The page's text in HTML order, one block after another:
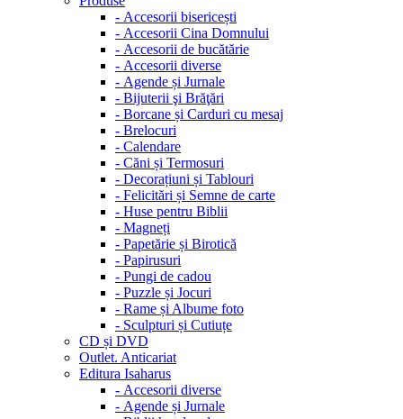
- Accesorii bisericești
- Accesorii Cina Domnului
- Accesorii de bucătărie
- Accesorii diverse
- Agende și Jurnale
- Bijuterii şi Brăţări
- Borcane și Carduri cu mesaj
- Brelocuri
- Calendare
- Căni și Termosuri
- Decorațiuni și Tablouri
- Felicitări și Semne de carte
- Huse pentru Biblii
- Magneți
- Papetărie și Birotică
- Papirusuri
- Pungi de cadou
- Puzzle și Jocuri
- Rame și Albume foto
- Sculpturi și Cutiuțe
CD și DVD
Outlet. Anticariat
Editura Isaharus
- Accesorii diverse
- Agende și Jurnale